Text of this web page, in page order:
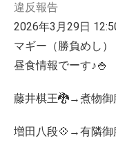
違反報告
2026年3月29日
マギー（勝負めし）
昼食情報でーす♪🍚
藤井棋王🐉→煮物御
増田八段💠→有隣御